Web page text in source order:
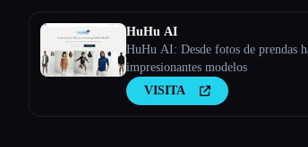
HuHu AI
HuHu AI: Desde fotos de prendas
impresionantes modelos
VISITA